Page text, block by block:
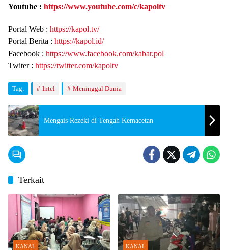
Youtube : https://www.youtube.com/c/kapoltv
Portal Web : https://kapol.tv/
Portal Berita : https://kapol.id/
Facebook : https://www.facebook.com/kabar.pol
Twiter : https://twitter.com/kapoltv
Tag: Intel Meninggal Dunia
Mengais Rezeki di Tengah Kemacetan
Terkait
KANAL KANAL